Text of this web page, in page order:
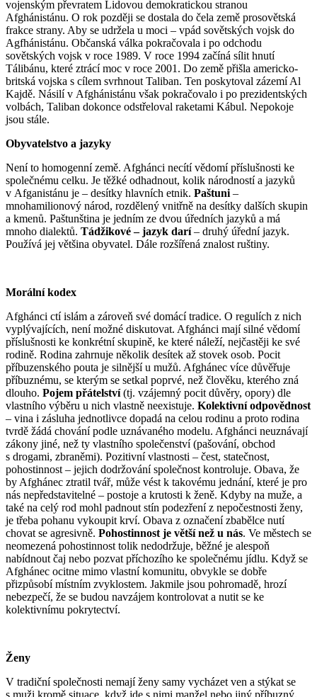
vojenským převratem Lidovou demokratickou stranou
Afghánistánu. O rok později se dostala do čela země prosovětská
frakce strany. Aby se udržela u moci – vpád sovětských vojsk do
Agfhánistánu. Občanská válka pokračovala i po odchodu
sovětských vojsk v roce 1989. V roce 1994 začíná sílit hnutí
Tálibánu, které ztrácí moc v roce 2001. Do země přišla americko-
britská vojska s cílem svrhnout Taliban. Ten poskytoval zázemí Al
Kajdě. Násilí v Afghánistánu však pokračovalo i po prezidentských
volbách, Taliban dokonce odstřeloval raketami Kábul. Nepokoje
jsou stále.
Obyvatelstvo a jazyky
Není to homogenní země. Afghánci necítí vědomí příslušnosti ke
společnému celku. Je těžké odhadnout, kolik národností a jazyků
v Afganistánu je – desítky hlavních etnik. Paštuni –
mnohamilionový národ, rozdělený vnitřně na desítky dalších skupin
a kmenů. Paštunština je jedním ze dvou úředních jazyků a má
mnoho dialektů. Tádžikové – jazyk darí– druhý úřední jazyk.
Používá jej většina obyvatel. Dále rozšířená znalost ruštiny.
Morální kodex
Afghánci ctí islám a zároveň své domácí tradice. O regulích z nich
vyplývajících, není možné diskutovat. Afghánci mají silné vědomí
příslušnosti ke konkrétní skupině, ke které náleží, nejčastěji ke své
rodině. Rodina zahrnuje několik desítek až stovek osob. Pocit
příbuzenského pouta je silnější u mužů. Afghánec více důvěřuje
příbuznému, se kterým se setkal poprvé, než člověku, kterého zná
dlouho. Pojem přátelství(tj. vzájemný pocit důvěry, opory) dle
vlastního výběru u nich vlastně neexistuje. Kolektivní odpovědnost
– vina i zásluha jednotlivce dopadá na celou rodinu a proto rodina
tvrdě žádá chování podle uznávaného modelu. Afghánci neuznávají
zákony jiné, než ty vlastního společenství (pašování, obchod
s drogami, zbraněmi). Pozitivní vlastnosti – čest, statečnost,
pohostinnost – jejich dodržování společnost kontroluje. Obava, že
by Afghánec ztratil tvář, může vést k takovému jednání, které je pro
nás nepředstavitelné – postoje a krutosti k ženě. Kdyby na muže, a
také na celý rod mohl padnout stín podezření z nepočestnosti ženy,
je třeba pohanu vykoupit krví. Obava z označení zbabělce nutí
chovat se agresivně. Pohostinnost je větší než u nás. Ve městech se
neomezená pohostinnost tolik nedodržuje, běžné je alespoň
nabídnout čaj nebo pozvat příchozího ke společnému jídlu. Když se
Afghánec ocitne mimo vlastní komunitu, obvykle se dobře
přizpůsobí místním zvyklostem. Jakmile jsou pohromadě, hrozí
nebezpečí, že se budou navzájem kontrolovat a nutit se ke
kolektivnímu pokrytectví.
Ženy
V tradiční společnosti nemají ženy samy vycházet ven a stýkat se
s muži kromě situace, když jde s nimi manžel nebo jiný příbuzný.